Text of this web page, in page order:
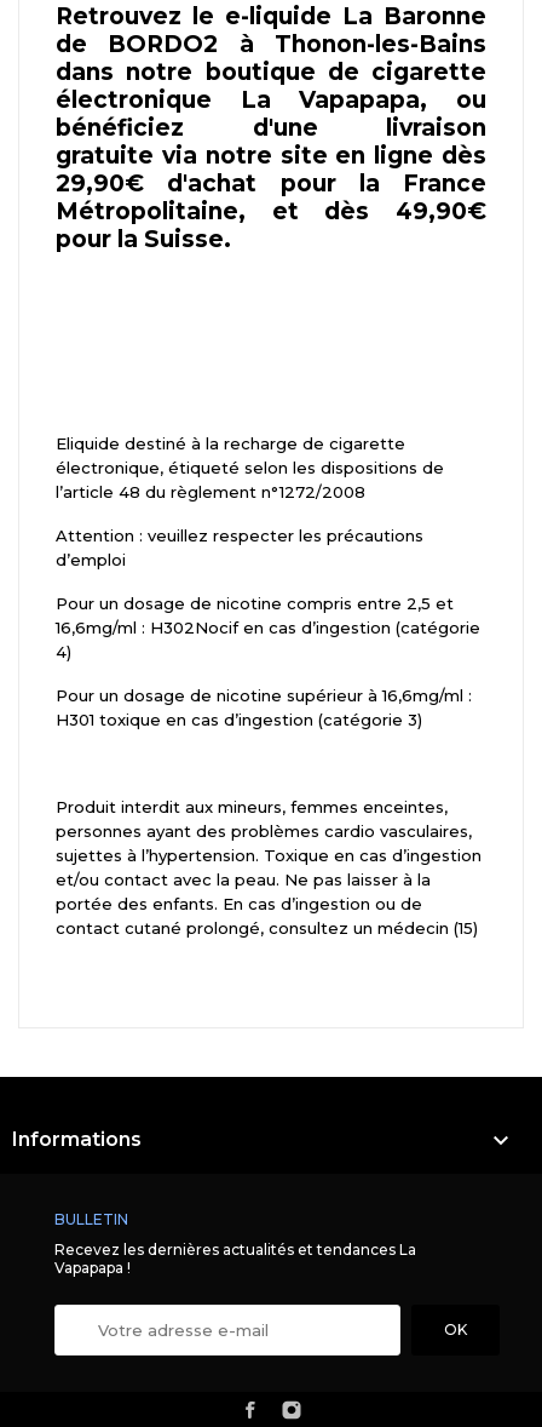
Retrouvez le e-liquide La Baronne
de BORDO2 à Thonon-les-Bains
dans notre boutique de cigarette
électronique La Vapapapa, ou
bénéficiez d'une livraison
gratuite via notre site en ligne dès
29,90€ d'achat pour la France
Métropolitaine, et dès 49,90€
pour la Suisse.
Eliquide destiné à la recharge de cigarette
électronique, étiqueté selon les dispositions de
l’article 48 du règlement n°1272/2008
Attention : veuillez respecter les précautions
d’emploi
Pour un dosage de nicotine compris entre 2,5 et
16,6mg/ml : H302Nocif en cas d’ingestion (catégorie
4)
Pour un dosage de nicotine supérieur à 16,6mg/ml :
H301 toxique en cas d’ingestion (catégorie 3)
Produit interdit aux mineurs, femmes enceintes,
personnes ayant des problèmes cardio vasculaires,
sujettes à l’hypertension. Toxique en cas d’ingestion
et/ou contact avec la peau. Ne pas laisser à la
portée des enfants. En cas d’ingestion ou de
contact cutané prolongé, consultez un médecin (15)
Informations 
BULLETIN
Recevez les dernières actualités et tendances La
Vapapapa !